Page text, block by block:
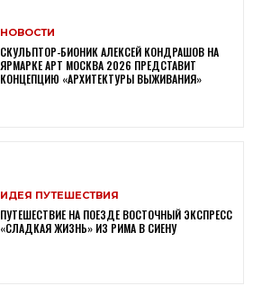
НОВОСТИ
СКУЛЬПТОР-БИОНИК АЛЕКСЕЙ КОНДРАШОВ НА
ЯРМАРКЕ АРТ МОСКВА 2026 ПРЕДСТАВИТ
КОНЦЕПЦИЮ «АРХИТЕКТУРЫ ВЫЖИВАНИЯ»
ИДЕЯ ПУТЕШЕСТВИЯ
ПУТЕШЕСТВИЕ НА ПОЕЗДЕ ВОСТОЧНЫЙ ЭКСПРЕСС
«СЛАДКАЯ ЖИЗНЬ» ИЗ РИМА В СИЕНУ